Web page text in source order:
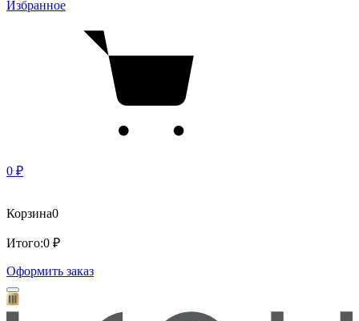
Избранное
0 ₽
Корзина0
Итого:0 ₽
Оформить заказ